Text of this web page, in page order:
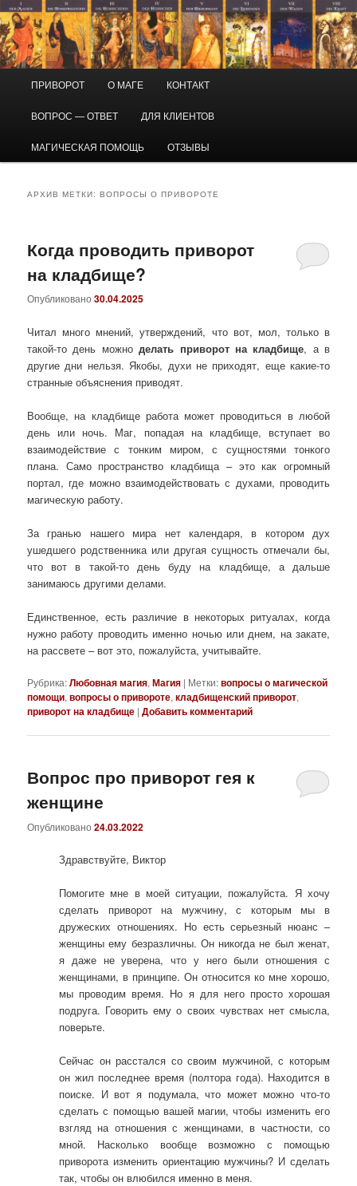
Перейти
к
основному
содержимому
Перейти
к
дополнительному
содержимому
Приворот и магическая помощь
Маг Виктор
ПРИВОРОТ О МАГЕ КОНТАКТ
ВОПРОС — ОТВЕТ ДЛЯ КЛИЕНТОВ
МАГИЧЕСКАЯ ПОМОЩЬ ОТЗЫВЫ
АРХИВ МЕТКИ:ВОПРОСЫ О ПРИВОРОТЕ
Когда проводить приворот
на кладбище?
Опубликовано30.04.2025
Читал много мнений, утверждений, что вот, мол, только в
такой-то день можноделать приворот на кладбище, а в
другие дни нельзя. Якобы, духи не приходят, еще какие-то
странные объяснения приводят.
Вообще, на кладбище работа может проводиться в любой
день или ночь. Маг, попадая на кладбище, вступает во
взаимодействие с тонким миром, с сущностями тонкого
плана. Само пространство кладбища – это как огромный
портал, где можно взаимодействовать с духами, проводить
магическую работу.
За гранью нашего мира нет календаря, в котором дух
ушедшего родственника или другая сущность отмечали бы,
что вот в такой-то день буду на кладбище, а дальше
занимаюсь другими делами.
Единственное, есть различие в некоторых ритуалах, когда
нужно работу проводить именно ночью или днем, на закате,
на рассвете – вот это, пожалуйста, учитывайте.
Рубрика:Любовная магия,Магия | Метки:вопросы о магической
помощи,вопросы о привороте,кладбищенский приворот,
приворот на кладбище |Добавить комментарий
Вопрос про приворот гея к
женщине
Опубликовано24.03.2022
Здравствуйте, Виктор
Помогите мне в моей ситуации, пожалуйста. Я хочу
сделать приворот на мужчину, с которым мы в
дружеских отношениях. Но есть серьезный нюанс –
женщины ему безразличны. Он никогда не был женат,
я даже не уверена, что у него были отношения с
женщинами, в принципе. Он относится ко мне хорошо,
мы проводим время. Но я для него просто хорошая
подруга. Говорить ему о своих чувствах нет смысла,
поверьте.
Сейчас он расстался со своим мужчиной, с которым
он жил последнее время (полтора года). Находится в
поиске. И вот я подумала, что может можно что-то
сделать с помощью вашей магии, чтобы изменить его
взгляд на отношения с женщинами, в частности, со
мной. Насколько вообще возможно с помощью
приворота изменить ориентацию мужчины? И сделать
так, чтобы он влюбился именно в меня.